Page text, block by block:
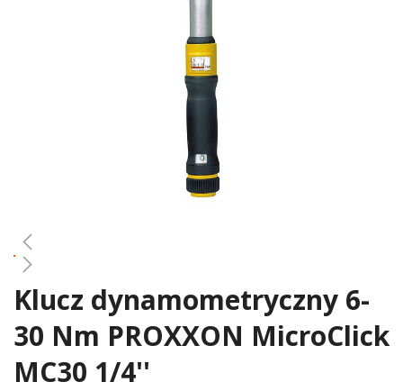
Skip
the
beginning
of
Klucz dynamometryczny 6-
30 Nm PROXXON MicroClick
MC30 1/4''